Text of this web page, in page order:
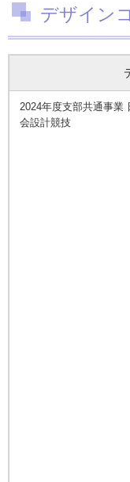
デザイン
2024年度支部共通事業
会設計競技